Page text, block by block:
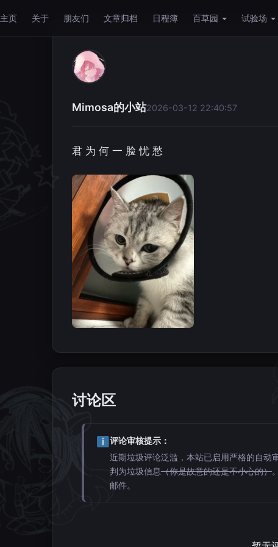
主页 关于 朋友们 文章归档 日程簿 百草园 试验场
Mimosa的小站2026-03-12 22:40:57
君 为 何 一 脸 忧 愁
讨论区
评论审核提示：
近期垃圾评论泛滥，本站已启用严格的自动
判为垃圾信息（你是故意的还是不小心的）
邮件。